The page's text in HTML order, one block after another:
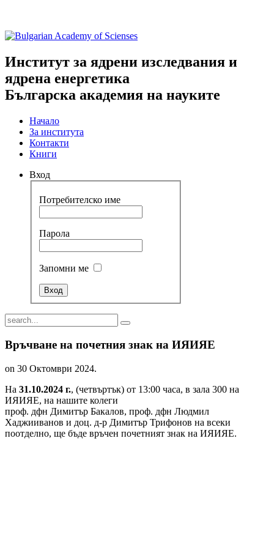
Институт за ядрени изследвания и
ядрена енергетика
Българска академия на науките
Начало
За института
Контакти
Книги
Вход
Потребителско име
Парола
Запомни ме
Връчване на почетния знак на ИЯИЯЕ
on 30 Октомври 2024.
На 31.10.2024 г., (четвъртък) от 13:00 часа, в зала 300 на
ИЯИЯЕ, на нашите колеги
проф. дфн Димитър Бакалов, проф. дфн Людмил
Хаджииванов и доц. д-р Димитър Трифонов на всеки
поотделно, ще бъде връчен почетният знак на ИЯИЯЕ.